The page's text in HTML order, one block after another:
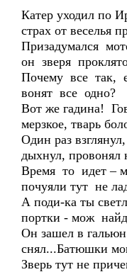
Катер уходил по
страх от веселья
Призадумался
он зверя
Почему все так,
вонят все одно?
Вот же гадина!
мерзкое, тварь
Один раз
дыхнул, провонял
Время то идет –
почуяли тут не
А поди-ка ты
портки - мож
Он зашел в
снял...Батюшки
Зверь тут не